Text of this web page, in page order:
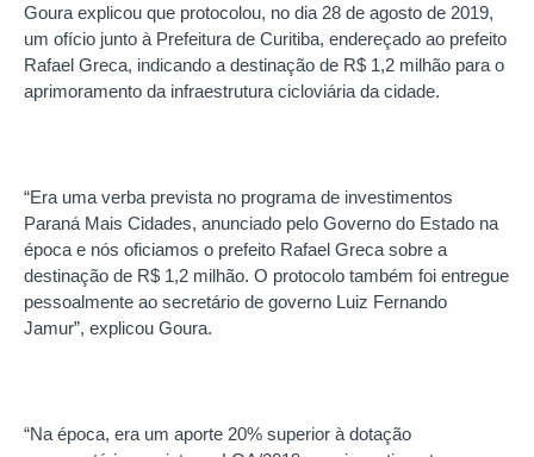
Goura explicou que protocolou, no dia 28 de agosto de 2019,
um ofício junto à Prefeitura de Curitiba, endereçado ao prefeito
Rafael Greca, indicando a destinação de R$ 1,2 milhão para o
aprimoramento da infraestrutura cicloviária da cidade.
“Era uma verba prevista no programa de investimentos
Paraná Mais Cidades, anunciado pelo Governo do Estado na
época e nós oficiamos o prefeito Rafael Greca sobre a
destinação de R$ 1,2 milhão. O protocolo também foi entregue
pessoalmente ao secretário de governo Luiz Fernando
Jamur”, explicou Goura.
“Na época, era um aporte 20% superior à dotação